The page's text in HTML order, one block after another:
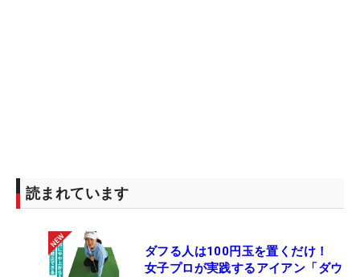
読まれています
ダフる人は100円玉を置くだけ！
女子プロが実践するアイアン「ダウ